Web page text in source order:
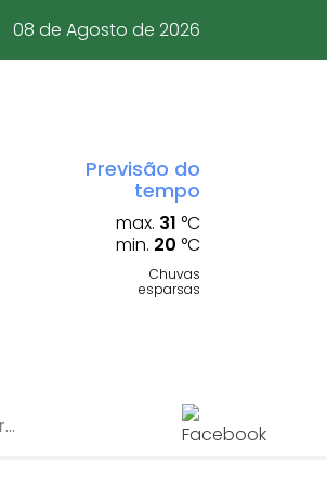
08 de Agosto de 2026
Previsão do
tempo
max. 31 °C
min. 20 °C
Chuvas
esparsas